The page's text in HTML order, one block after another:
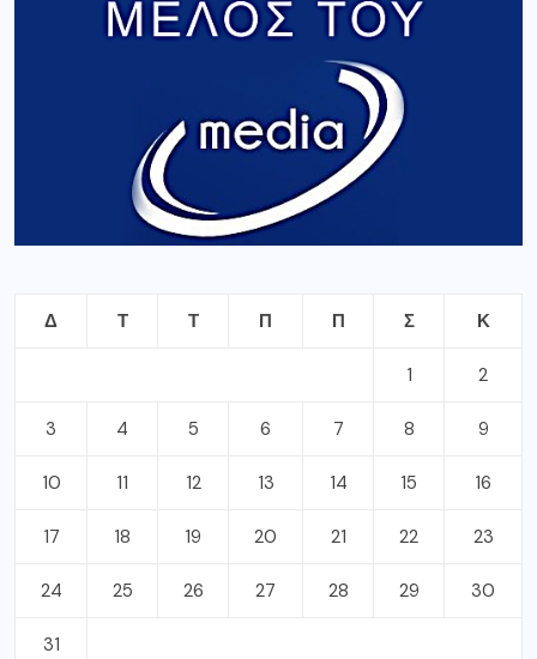
Δ Τ Τ Π Π Σ Κ
1 2
3 4 5 6 7 8 9
10 11 12 13 14 15 16
17 18 19 20 21 22 23
24 25 26 27 28 29 30
31